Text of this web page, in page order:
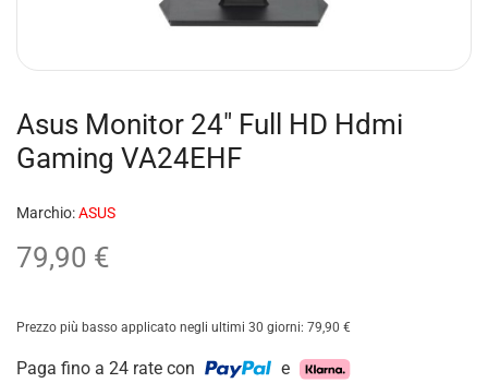
Asus Monitor 24″ Full HD Hdmi
Gaming VA24EHF
Marchio:ASUS
79,90 €
Prezzo più basso applicato negli ultimi 30 giorni: 79,90 €
Paga fino a 24 rate con e